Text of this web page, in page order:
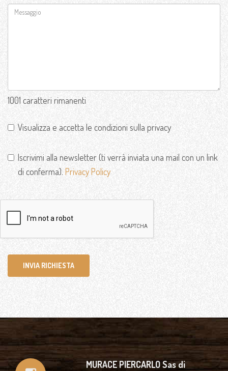
1001 caratteri rimanenti
Visualizza e accetta le condizioni sulla privacy
Iscrivimi alla newsletter (ti verrà inviata una mail con un link
di conferma). Privacy Policy
INVIA RICHIESTA
MURACE PIERCARLO Sas di